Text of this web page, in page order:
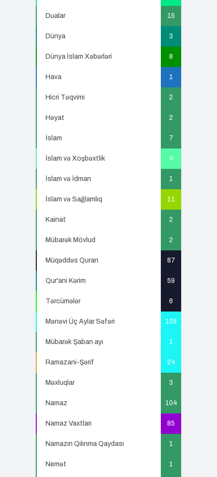
Dualar 15
Dünya 3
Dünya İslam Xəbərləri 8
Hava 1
Hicri Təqvimi 2
Həyat 2
İslam 7
İslam və Xoşbəxtlik 4
İslam və İdman 1
İslam və Sağlamlıq 11
Kainat 2
Mübarək Mövlud 2
Müqəddəs Quran 87
Qur'ani Kərim 59
Tərcümələr 6
Mənəvi Üç Aylar Səfəri 105
Mübarək Şaban ayı 1
Ramazani-Şərif 24
Məxluqlar 3
Namaz 104
Namaz Vaxtları 85
Namazın Qılınma Qaydası 1
Nemət 1